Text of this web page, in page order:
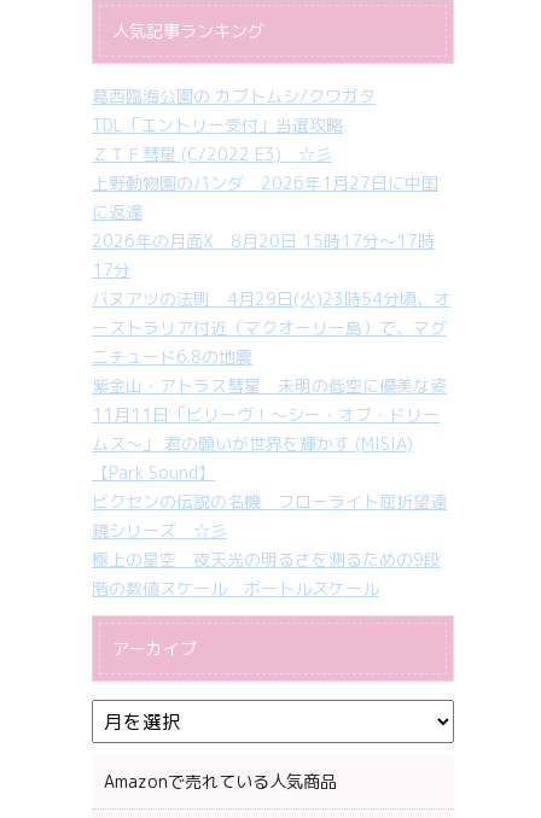
人気記事ランキング
葛西臨海公園の カブトムシ/クワガタ
TDL「エントリー受付」当選攻略
ＺＴＦ彗星 (C/2022 E3) ☆彡
上野動物園のパンダ 2026年1月27日に中国
に返還
2026年の月面X 8月20日 15時17分～17時
17分
バヌアツの法則 4月29日(火)23時54分頃、オ
ーストラリア付近（マクオーリー島）で、マグ
ニチュード6.8の地震
紫金山・アトラス彗星 未明の低空に優美な姿
11月11日「ビリーヴ！～シー・オブ・ドリー
ムス～」 君の願いが世界を輝かす (MISIA)
【Park Sound】
ビクセンの伝説の名機 フローライト屈折望遠
鏡シリーズ ☆彡
極上の星空 夜天光の明るさを測るための9段
階の数値スケール ボートルスケール
アーカイブ
Amazonで売れている人気商品